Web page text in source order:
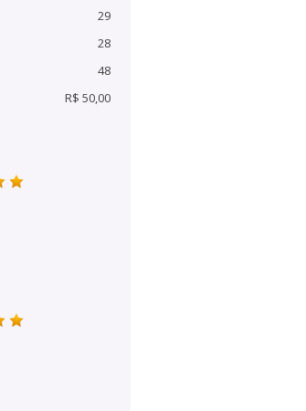
29
28
48
R$ 50,00